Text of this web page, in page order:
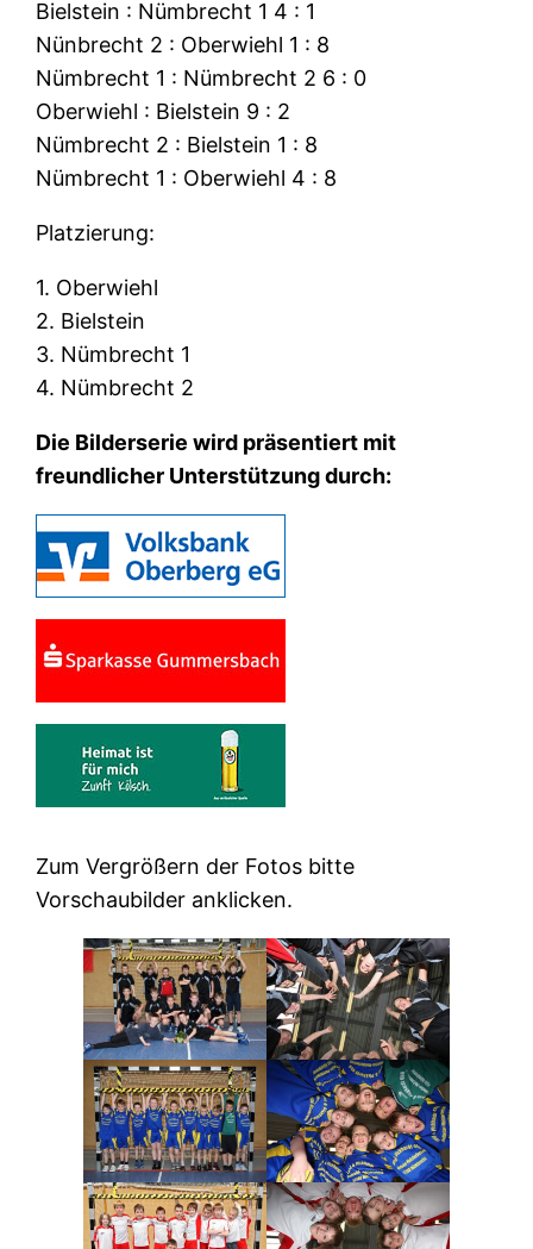
Bielstein : Nümbrecht 1 4 : 1
Nünbrecht 2 : Oberwiehl 1 : 8
Nümbrecht 1 : Nümbrecht 2 6 : 0
Oberwiehl : Bielstein 9 : 2
Nümbrecht 2 : Bielstein 1 : 8
Nümbrecht 1 : Oberwiehl 4 : 8
Platzierung:
1. Oberwiehl
2. Bielstein
3. Nümbrecht 1
4. Nümbrecht 2
Die Bilderserie wird präsentiert mit
freundlicher Unterstützung durch:
Zum Vergrößern der Fotos bitte
Vorschaubilder anklicken.